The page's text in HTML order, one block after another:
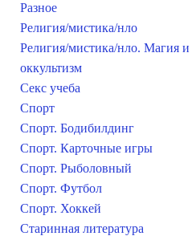
Разное
Религия/мистика/нло
Религия/мистика/нло. Магия и
оккультизм
Секс учеба
Спорт
Спорт. Бодибилдинг
Спорт. Карточные игры
Спорт. Рыболовный
Спорт. Футбол
Спорт. Хоккей
Старинная литература